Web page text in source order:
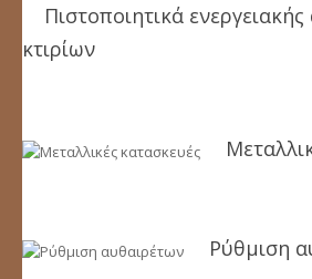
Πιστοποιητικά
κτιρίων
Ρύθμιση